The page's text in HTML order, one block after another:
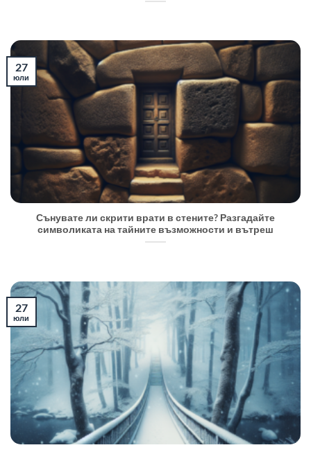
Сънувате ли скрити врати в стените? Разгадайте
символиката на тайните възможности и вътреш
27
юли
27
юли